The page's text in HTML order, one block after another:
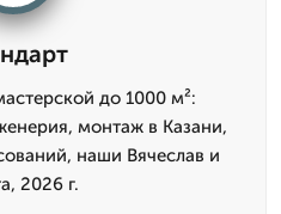
до 1000 м²:
монтаж в Казани,
наши Вячеслав и
2026 г.